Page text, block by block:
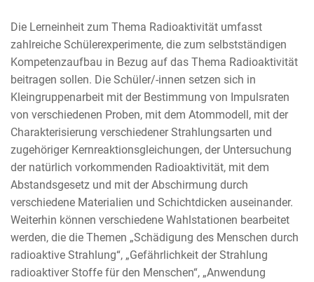
Die Lerneinheit zum Thema Radioaktivität umfasst
zahlreiche Schülerexperimente, die zum selbstständigen
Kompetenzaufbau in Bezug auf das Thema Radioaktivität
beitragen sollen. Die Schüler/-innen setzen sich in
Kleingruppenarbeit mit der Bestimmung von Impulsraten
von verschiedenen Proben, mit dem Atommodell, mit der
Charakterisierung verschiedener Strahlungsarten und
zugehöriger Kernreaktionsgleichungen, der Untersuchung
der natürlich vorkommenden Radioaktivität, mit dem
Abstandsgesetz und mit der Abschirmung durch
verschiedene Materialien und Schichtdicken auseinander.
Weiterhin können verschiedene Wahlstationen bearbeitet
werden, die die Themen „Schädigung des Menschen durch
radioaktive Strahlung“, „Gefährlichkeit der Strahlung
radioaktiver Stoffe für den Menschen“, „Anwendung